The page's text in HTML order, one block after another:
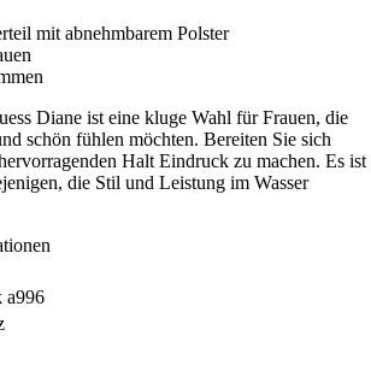
mit abnehmbarem Polster
Diane ist eine kluge Wahl für Frauen, die
schön fühlen möchten. Bereiten Sie sich
Halt Eindruck zu machen. Es ist
die Stil und Leistung im Wasser
a996